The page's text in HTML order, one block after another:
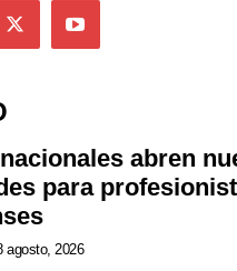
abren
para
agosto, 2026